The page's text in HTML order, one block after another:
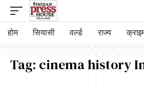
होम सियासी वर्ल्ड राज्य
Tag: cinema history